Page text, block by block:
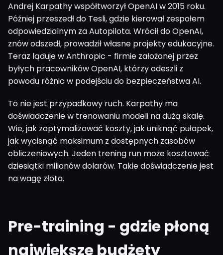
Andrej Karpathy współtworzył OpenAI w 2015 roku.
Później przeszedł do Tesli, gdzie kierował zespołem
odpowiedzialnym za Autopilota. Wrócił do OpenAI,
znów odszedł, prowadził własne projekty edukacyjne.
Teraz ląduje w Anthropic - firmie założonej przez
byłych pracowników OpenAI, którzy odeszli z
powodu różnic w podejściu do bezpieczeństwa AI.
To nie jest przypadkowy ruch. Karpathy ma
doświadczenie w trenowaniu modeli na dużą skalę.
Wie, jak zoptymalizować koszty, jak uniknąć pułapek,
jak wycisnąć maksimum z dostępnych zasobów
obliczeniowych. Jeden trening run może kosztować
dziesiątki milionów dolarów. Takie doświadczenie jest
na wagę złota.
Pre-training - gdzie płoną
największe budżety